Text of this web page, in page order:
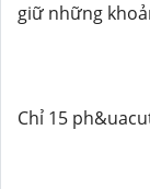
giữ những
Chỉ 15